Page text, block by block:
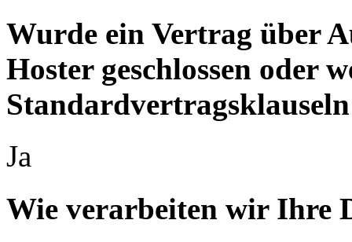
Wurde ein Vertrag über
Hoster geschlossen oder
Ja
Wie verarbeiten wir Ihre